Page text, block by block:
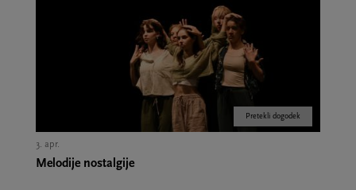
Pretekli dogodek
3. apr.
Melodije nostalgije